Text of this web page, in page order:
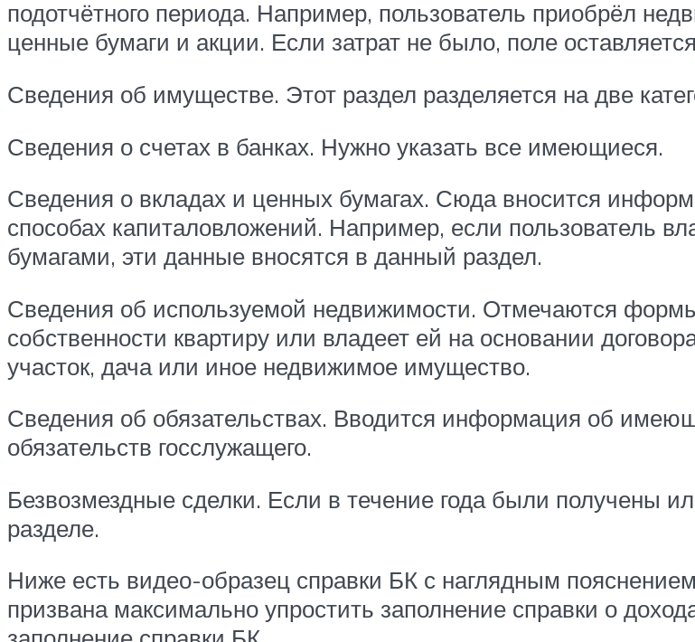
подотчётного периода. Например, пользователь приобрёл
ценные бумаги и акции. Если затрат не было, поле
Сведения об имуществе. Этот раздел разделяется на две
Сведения о счетах в банках. Нужно указать все имеющиеся.
Сведения о вкладах и ценных бумагах. Сюда вносится
способах капиталовложений. Например, если пользователь
бумагами, эти данные вносятся в данный раздел.
Сведения об используемой недвижимости. Отмечаются
собственности квартиру или владеет ей на основании
участок, дача или иное недвижимое имущество.
Сведения об обязательствах. Вводится информация об
обязательств госслужащего.
Безвозмездные сделки. Если в течение года были получены
разделе.
Ниже есть видео-образец справки БК с наглядным
призвана максимально упростить заполнение справки о